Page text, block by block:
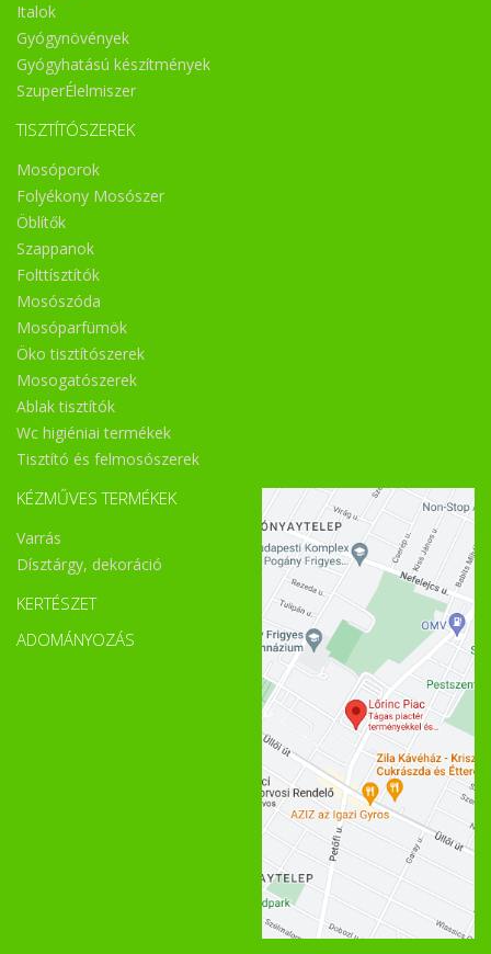
Italok
Gyógynövények
Gyógyhatású készítmények
SzuperÉlelmiszer
TISZTÍTÓSZEREK
Mosóporok
Folyékony Mosószer
Öblítők
Szappanok
Folttísztítók
Mosószóda
Mosóparfümök
Öko tisztítószerek
Mosogatószerek
Ablak tisztítók
Wc higiéniai termékek
Tisztító és felmosószerek
KÉZMŰVES TERMÉKEK
Varrás
Dísztárgy, dekoráció
KERTÉSZET
ADOMÁNYOZÁS